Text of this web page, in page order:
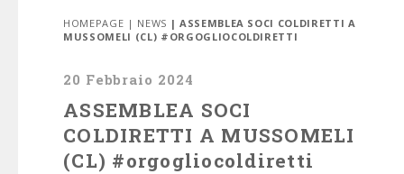
HOMEPAGE | NEWS | ASSEMBLEA SOCI COLDIRETTI A
MUSSOMELI (CL) #ORGOGLIOCOLDIRETTI
20 Febbraio 2024
ASSEMBLEA SOCI
COLDIRETTI A MUSSOMELI
(CL) #orgogliocoldiretti